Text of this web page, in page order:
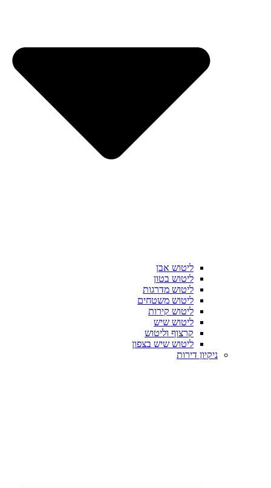
ליטוש אבן
ליטוש בטון
ליטוש מדרגות
ליטוש משטחים
ליטוש קירות
ליטוש שיש
קרצוף וליטוש
ליטוש שיש בצפון
ניקיון דירות